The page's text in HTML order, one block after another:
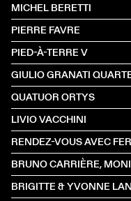
MICHEL BERETTI
PIERRE FAVRE
PIED-À-TERRE V
GIULIO GRANATI
QUATUOR ORTYS
LIVIO VACCHINI
RENDEZ-VOUS AVEC
BRUNO CARRIÈRE,
BRIGITTE & YVONNE